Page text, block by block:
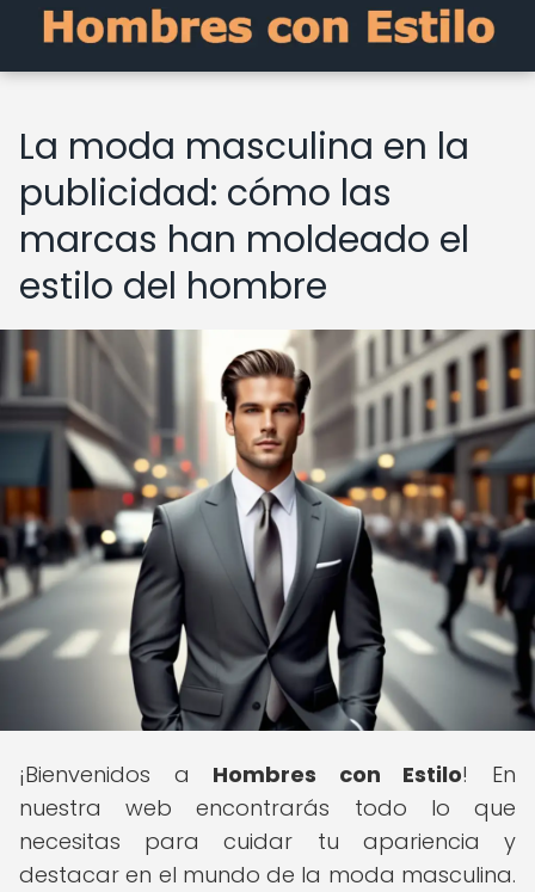
La moda masculina en la
publicidad: cómo las
marcas han moldeado el
estilo del hombre
¡Bienvenidos a Hombres con Estilo! En
nuestra web encontrarás todo lo que
necesitas para cuidar tu apariencia y
destacar en el mundo de la moda masculina.